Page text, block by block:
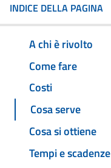
INDICE DELLA PAGINA
A chi è rivolto
Come fare
Costi
Cosa serve
Cosa si ottiene
Tempi e scadenze